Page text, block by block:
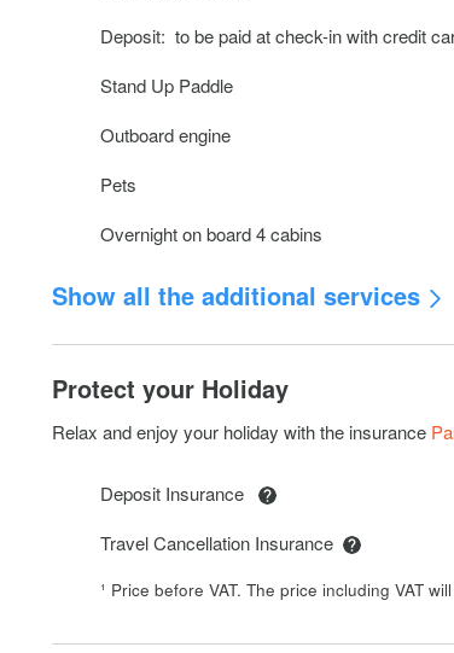
Deposit: to be paid at check-in with credit
Stand Up Paddle
Outboard engine
Pets
Overnight on board 4 cabins
Show all the additional services
Genaker
Protect your Holiday
Relax and enjoy your holiday with the insurance
Deposit Insurance
Travel Cancellation Insurance
¹ Price before VAT. The price including VAT